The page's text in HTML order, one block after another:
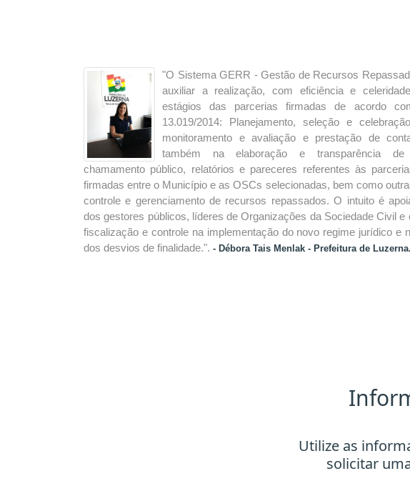
"O Sistema GERR - Gestão de Recursos
auxiliar a realização, com eficiência e
estágios das parcerias firmadas de acordo
13.019/2014: Planejamento, seleção e
monitoramento e avaliação e prestação de
também na elaboração e transparência
chamamento público, relatórios e pareceres referentes às
firmadas entre o Município e as OSCs selecionadas, bem como
controle e gerenciamento de recursos repassados. O intuito é
dos gestores públicos, líderes de Organizações da Sociedade Civil e
fiscalização e controle na implementação do novo regime jurídico e
dos desvios de finalidade.". - Débora Tais Menlak - Prefeitura de Luzerna.
Utilize as
solicitar